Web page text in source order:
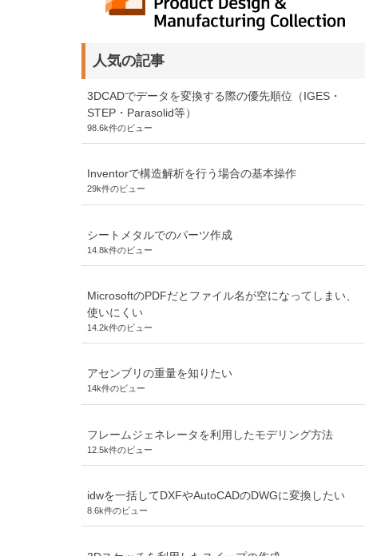
人気の記事
3DCADでデータを変換する際の優先順位（IGES・
STEP・Parasolid等）
98.6k件のビュー
Inventorで構造解析を行う場合の基本操作
29k件のビュー
シートメタルでのパーツ作成
14.8k件のビュー
MicrosoftのPDFだとファイル名が空になってしまい、
使いにくい
14.2k件のビュー
アセンブリの重量を知りたい
14k件のビュー
フレームジェネレータを利用したモデリング方法
12.5k件のビュー
idwを一括してDXFやAutoCADのDWGに変換したい
8.6k件のビュー